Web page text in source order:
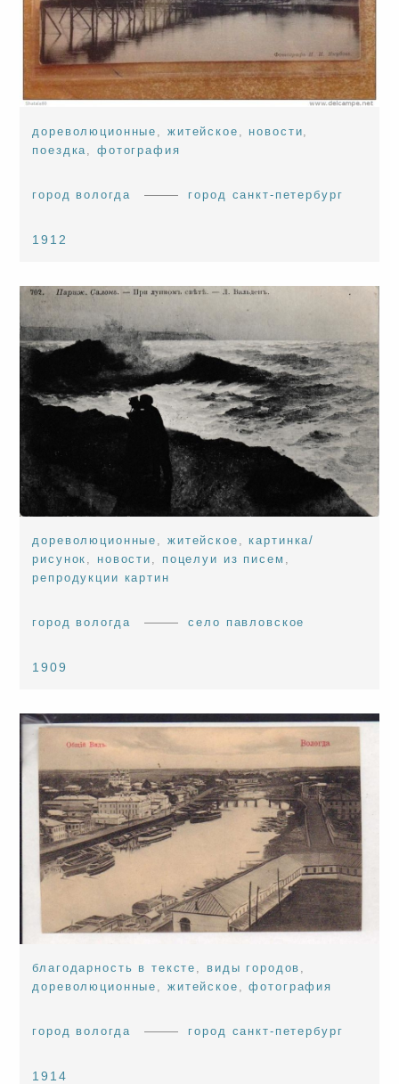
дореволюционные житейское новости
поездка
,фотография
город вологда город санкт-петербург
1912
дореволюционные житейское ,картинка/
рисунок
новости поцелуи из писем
репродукции картин
город вологда село павловское
1909
благодарность в тексте виды городов
дореволюционные
житейское ,фотография
город вологда город санкт-петербург
1914